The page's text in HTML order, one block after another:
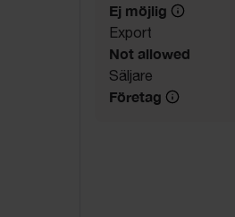
Ej möjlig
Export
Not allowed
Säljare
Företag